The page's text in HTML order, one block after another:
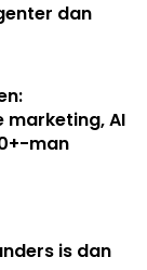
dan
AI
man
is dan